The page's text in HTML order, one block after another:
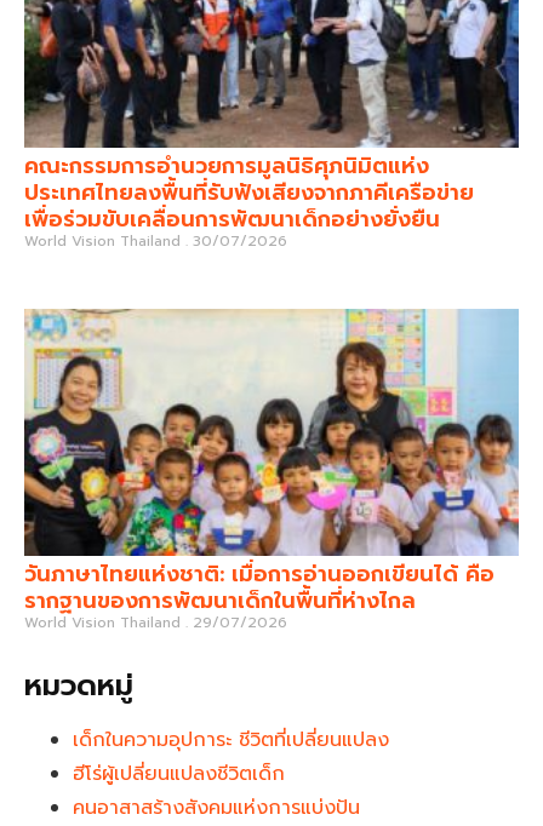
คณะกรรมการอำนวยการมูลนิธิศุภนิมิตแห่ง
ประเทศไทยลงพื้นที่รับฟังเสียงจากภาคีเครือข่าย
เพื่อร่วมขับเคลื่อนการพัฒนาเด็กอย่างยั่งยืน
World Vision Thailand 30/07/2026
วันภาษาไทยแห่งชาติ: เมื่อการอ่านออกเขียนได้ คือ
รากฐานของการพัฒนาเด็กในพื้นที่ห่างไกล
World Vision Thailand 29/07/2026
หมวดหมู่
เด็กในความอุปการะ ชีวิตที่เปลี่ยนแปลง
ฮีโร่ผู้เปลี่ยนแปลงชีวิตเด็ก
คนอาสาสร้างสังคมแห่งการแบ่งปัน